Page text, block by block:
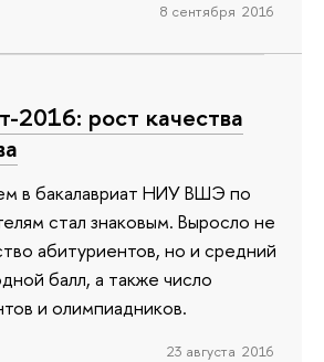
8 сентября 2016
2016: рост качества
в бакалавриат НИУ ВШЭ по
стал знаковым. Выросло не
абитуриентов, но и средний
балл, а также число
и олимпиадников.
23 августа 2016